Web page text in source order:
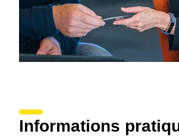
Informations